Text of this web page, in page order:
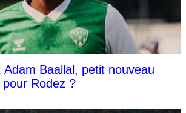
Baallal, petit nouveau
Rodez ?